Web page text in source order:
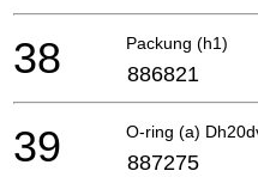
Packung (h1)
38 886821
O-ring (a)
39 887275